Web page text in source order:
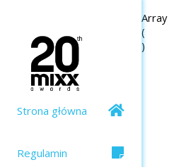
Strona główna
Regulamin
Array
(